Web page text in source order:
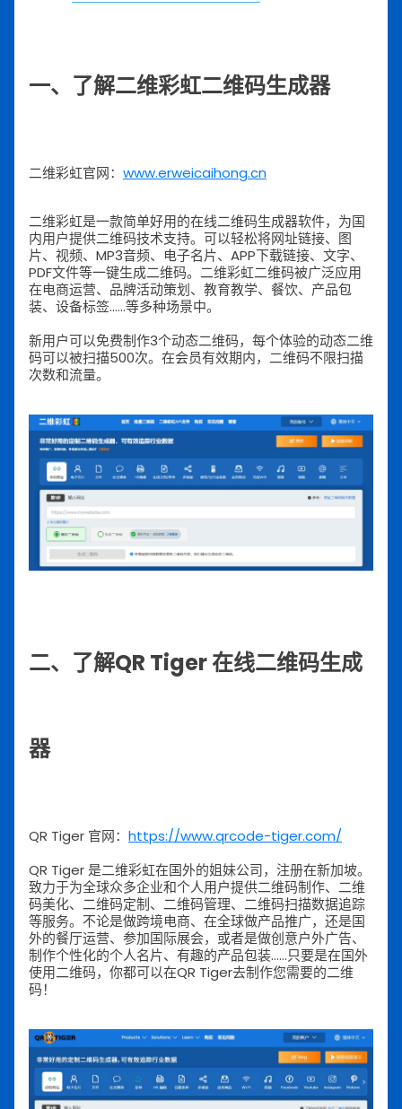
一、了解二维彩虹二维码生成器
二维彩虹官网： www.erweicaihong.cn
二维彩虹是一款简单好用的在线二维码生成器软件，为国
内用户提供二维码技术支持。可以轻松将网址链接、图
片、视频、MP3音频、电子名片、APP下载链接、文字、
PDF文件等一键生成二维码。二维彩虹二维码被广泛应用
在电商运营、品牌活动策划、教育教学、餐饮、产品包
装、设备标签......等多种场景中。
新用户可以免费制作3个动态二维码，每个体验的动态二维
码可以被扫描500次。在会员有效期内，二维码不限扫描
次数和流量。
二、了解QR Tiger 在线二维码生成
器
QR Tiger 官网： https://www.qrcode-tiger.com/
QR Tiger 是二维彩虹在国外的姐妹公司，注册在新加坡。
致力于为全球众多企业和个人用户提供二维码制作、二维
码美化、二维码定制、二维码管理、二维码扫描数据追踪
等服务。不论是做跨境电商、在全球做产品推广，还是国
外的餐厅运营、参加国际展会，或者是做创意户外广告、
制作个性化的个人名片、有趣的产品包装……只要是在国外
使用二维码，你都可以在QR Tiger去制作您需要的二维
码！